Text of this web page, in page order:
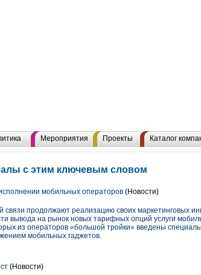
Мероприятия Проекты Каталог
с этим ключевым словом
мобильных операторов (Новости)
продолжают реализацию своих маркетинговых
вывода на рынок новых тарифных опций услуги
из операторов «большой тройки» введены
мобильных гаджетов.
(Новости)